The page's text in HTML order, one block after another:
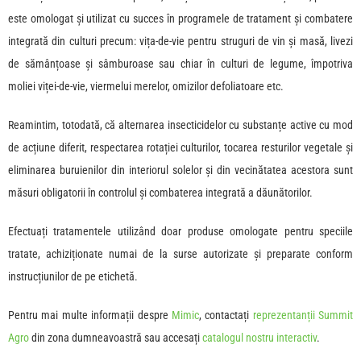
este omologat și utilizat cu succes în programele de tratament și combatere
integrată din culturi precum: vița-de-vie pentru struguri de vin și masă, livezi
de sămânțoase și sâmburoase sau chiar în culturi de legume, împotriva
moliei viței-de-vie, viermelui merelor, omizilor defoliatoare etc.
Reamintim, totodată, că alternarea insecticidelor cu substanțe active cu mod
de acțiune diferit, respectarea rotației culturilor, tocarea resturilor vegetale și
eliminarea buruienilor din interiorul solelor și din vecinătatea acestora sunt
măsuri obligatorii în controlul și combaterea integrată a dăunătorilor.
Efectuați tratamentele utilizând doar produse omologate pentru speciile
tratate, achiziționate numai de la surse autorizate și preparate conform
instrucțiunilor de pe etichetă.
Pentru mai multe informații despre Mimic, contactați reprezentanții Summit
Agrodin zona dumneavoastră sau accesațicatalogul nostru interactiv.